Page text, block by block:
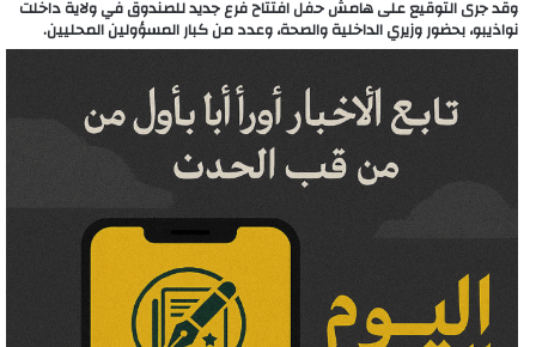
وقد جرى التوقيع على هامش حفل افتتاح فرع جديد للصندوق في ولاية داخلت
نواذيبو، بحضور وزيري الداخلية والصحة، وعدد من كبار المسؤولين المحليين.